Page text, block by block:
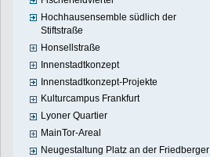
Hochhausensemble südlich der
Stiftstraße
Honsellstraße
Innenstadtkonzept
Innenstadtkonzept-Projekte
Kulturcampus Frankfurt
Lyoner Quartier
MainTor-Areal
Neugestaltung Platz an der Friedberger